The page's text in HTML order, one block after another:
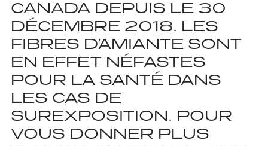
CANADA DEPUIS LE 30
DÉCEMBRE 2018. LES
FIBRES D’AMIANTE SONT
EN EFFET NÉFASTES
POUR LA SANTÉ DANS
LES CAS DE
SUREXPOSITION. POUR
VOUS DONNER PLUS